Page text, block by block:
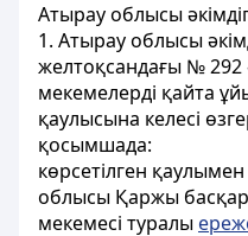
Атырау облысы
1. Атырау облысы
желтоқсандағы № 292
мекемелерді қайта
қаулысына келесі
қосымшада:
көрсетілген қаулымен
облысы Қаржы
мекемесі туралы